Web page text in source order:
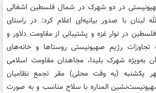
در دو شهرک در شمال فلسطین اشغالی
لبنان با صدور بیانیه‌ای اعلام کرد: در راستای
در نوار غزه و پشتیبانی از مقاومت دلاور و
رژیم صهیونیستی روستاها و خانه‌های
به‌ویژه شهرک بلیدا، مجاهدان مقاومت اسلامی
بعدازظهر یکشنبه (به وقت محلی) مقر تجمع نظامیان
المناره با سلاح مناسب و به صورت